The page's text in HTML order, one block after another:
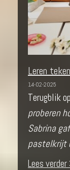
Leren
14-02-2025
Terugblik
proberen
Sabrina
pastelkrijt
Lees